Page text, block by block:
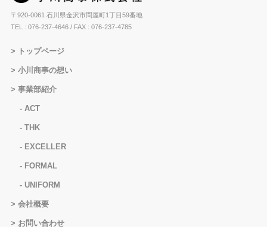
〒920-0061 石川県金沢市問屋町1丁目59番地
TEL : 076-237-4646/ FAX : 076-237-4785
トップページ
小川商事の想い
事業部紹介
ACT
THK
EXCELLER
FORMAL
UNIFORM
会社概要
お問い合わせ